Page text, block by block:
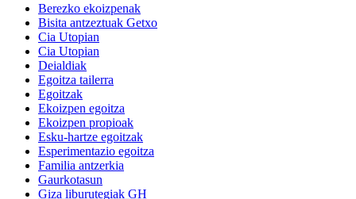
Berezko ekoizpenak
Bisita antzeztuak Getxo
Cia Utopian
Cia Utopian
Deialdiak
Egoitza tailerra
Egoitzak
Ekoizpen egoitza
Ekoizpen propioak
Esku-hartze egoitzak
Esperimentazio egoitza
Familia antzerkia
Gaurkotasun
Giza liburutegiak GH